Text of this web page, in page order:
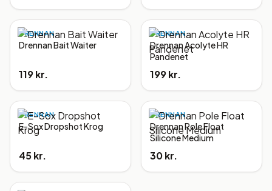
DRENNAN
Drennan Bait Waiter
119 kr.
DRENNAN
Drennan Acolyte HR
Pandenet
199 kr.
DRENNAN
E-Sox Dropshot Krog
45 kr.
DRENNAN
Drennan Pole Float
Silicone Medium
30 kr.